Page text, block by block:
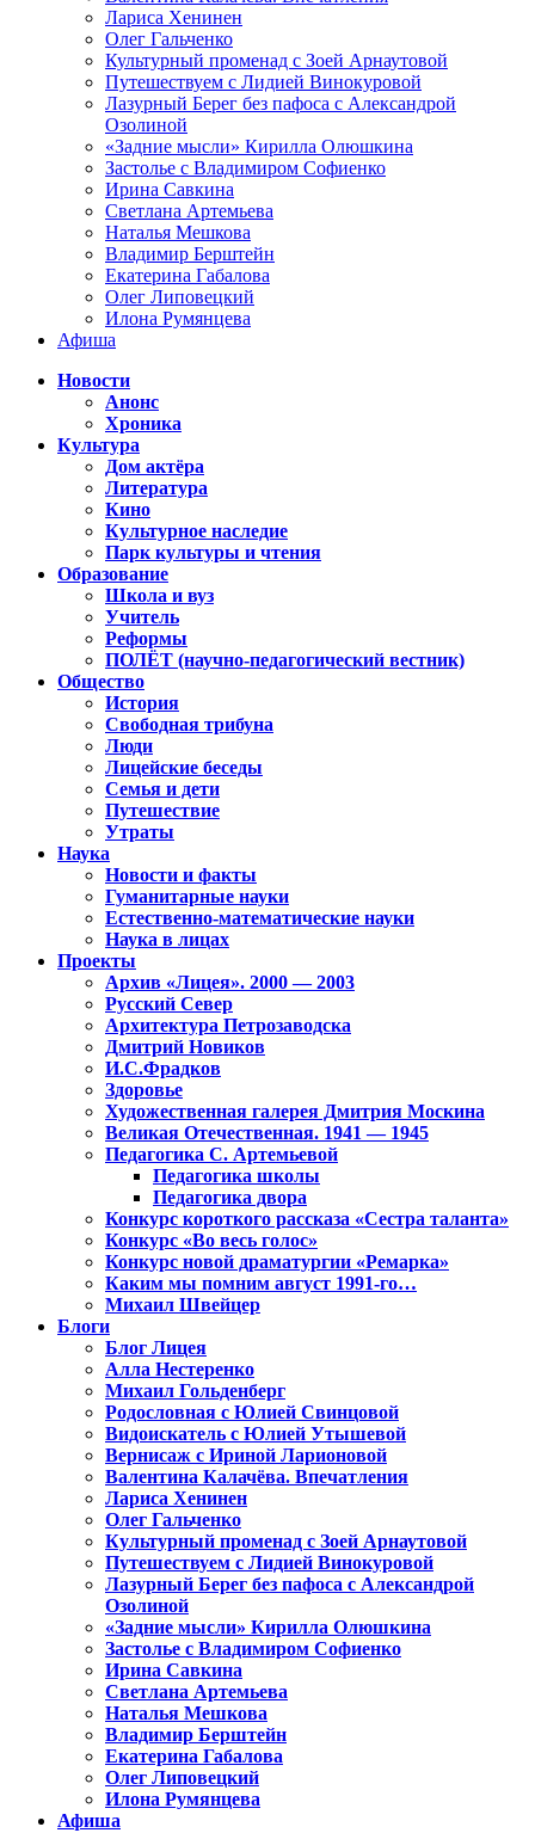
Лариса Хенинен
Олег Гальченко
Культурный променад с Зоей Арнаутовой
Путешествуем с Лидией Винокуровой
Лазурный Берег без пафоса с Александрой
Озолиной
«Задние мысли» Кирилла Олюшкина
Застолье с Владимиром Софиенко
Ирина Савкина
Светлана Артемьева
Наталья Мешкова
Владимир Берштейн
Екатерина Габалова
Олег Липовецкий
Илона Румянцева
Афиша
Новости
Анонс
Хроника
Культура
Дом актёра
Литература
Кино
Культурное наследие
Парк культуры и чтения
Образование
Школа и вуз
Учитель
Реформы
ПОЛЁТ (научно-педагогический вестник)
Общество
История
Свободная трибуна
Люди
Лицейские беседы
Семья и дети
Путешествие
Утраты
Наука
Новости и факты
Гуманитарные науки
Естественно-математические науки
Наука в лицах
Проекты
Архив «Лицея». 2000 — 2003
Русский Север
Архитектура Петрозаводска
Дмитрий Новиков
И.С.Фрадков
Здоровье
Художественная галерея Дмитрия Москина
Великая Отечественная. 1941 — 1945
Педагогика С. Артемьевой
Педагогика школы
Педагогика двора
Конкурс короткого рассказа «Сестра таланта»
Конкурс «Во весь голос»
Конкурс новой драматургии «Ремарка»
Каким мы помним август 1991-го…
Михаил Швейцер
Блоги
Блог Лицея
Алла Нестеренко
Михаил Гольденберг
Родословная с Юлией Свинцовой
Видоискатель с Юлией Утышевой
Вернисаж с Ириной Ларионовой
Валентина Калачёва. Впечатления
Лариса Хенинен
Олег Гальченко
Культурный променад с Зоей Арнаутовой
Путешествуем с Лидией Винокуровой
Лазурный Берег без пафоса с Александрой
Озолиной
«Задние мысли» Кирилла Олюшкина
Застолье с Владимиром Софиенко
Ирина Савкина
Светлана Артемьева
Наталья Мешкова
Владимир Берштейн
Екатерина Габалова
Олег Липовецкий
Илона Румянцева
Афиша